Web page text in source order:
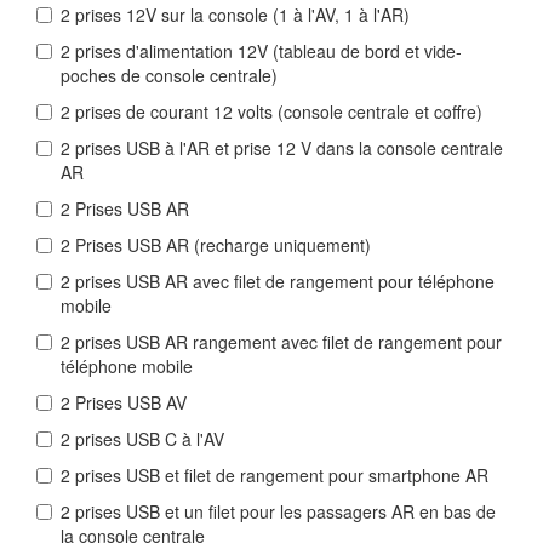
2 prises 12V sur la console (1 à l'AV, 1 à l'AR)
2 prises d'alimentation 12V (tableau de bord et vide-
poches de console centrale)
2 prises de courant 12 volts (console centrale et coffre)
2 prises USB à l'AR et prise 12 V dans la console centrale
AR
2 Prises USB AR
2 Prises USB AR (recharge uniquement)
2 prises USB AR avec filet de rangement pour téléphone
mobile
2 prises USB AR rangement avec filet de rangement pour
téléphone mobile
2 Prises USB AV
2 prises USB C à l'AV
2 prises USB et filet de rangement pour smartphone AR
2 prises USB et un filet pour les passagers AR en bas de
la console centrale